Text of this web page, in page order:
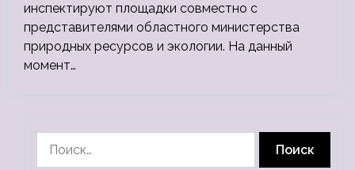
инспектируют площадки совместно с
представителями областного министерства
природных ресурсов и экологии. На данный
момент…